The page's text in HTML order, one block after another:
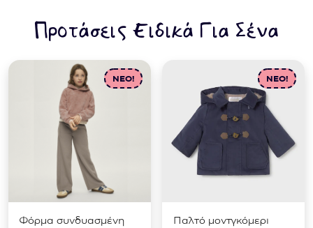
Προτάσεις Ειδικά Για Σένα
NEO!
Φόρμα συνδυασμένη
NEO!
Παλτό μοντγκόμερι